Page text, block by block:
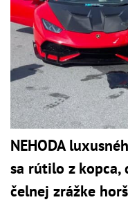
NEHODA
sa rútilo z kopca,
čelnej zrážke